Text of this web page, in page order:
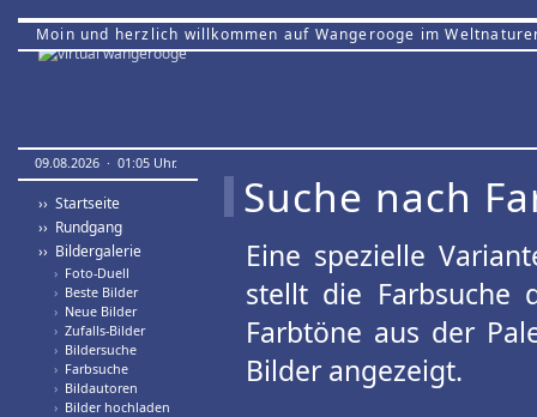
Moin und herzlich willkommen auf Wangerooge im
09.08.2026 · 01:05 Uhr.
›› Startseite
›› Rundgang
›› Bildergalerie
› Foto-Duell
› Beste Bilder
› Neue Bilder
› Zufalls-Bilder
› Bildersuche
› Farbsuche
› Bildautoren
› Bilder hochladen
Suche nach
Eine spezielle
stellt die Farbsuche
Farbtöne aus der
Bilder angezeigt.